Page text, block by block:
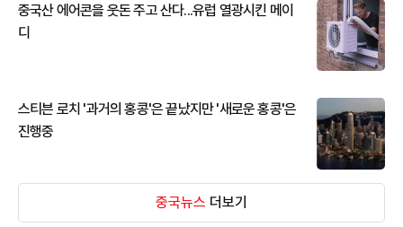
중국산 에어콘을 웃돈 주고 산다...유럽 열광시킨 메이
디
스티븐 로치 '과거의 홍콩'은 끝났지만 '새로운 홍콩'은
진행중
중국뉴스 더보기